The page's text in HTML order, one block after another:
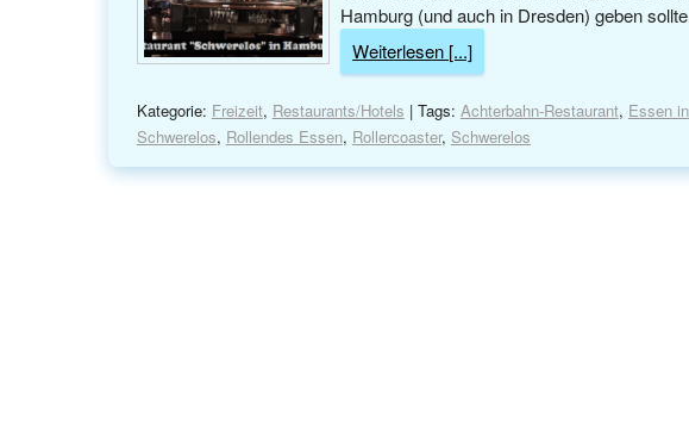
Hamburg (und auch in Dresden) geben
Weiterlesen [...]
Kategorie: Freizeit, Restaurants/Hotels | Tags: Achterbahn-Restaurant, Essen
Schwerelos, Rollendes Essen, Rollercoaster, Schwerelos